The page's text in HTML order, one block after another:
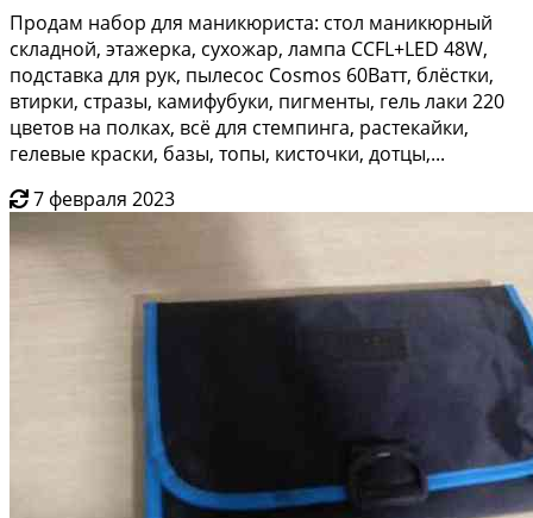
Продам набор для маникюриста: стол маникюрный
складной, этажерка, сухожар, лампа CCFL+LED 48W,
подставка для рук, пылесос Cosmos 60Ватт, блёстки,
втирки, стразы, камифубуки, пигменты, гель лаки 220
цветов на полках, всё для стемпинга, растекайки,
гелевые краски, базы, топы, кисточки, дотцы,...
7 февраля 2023